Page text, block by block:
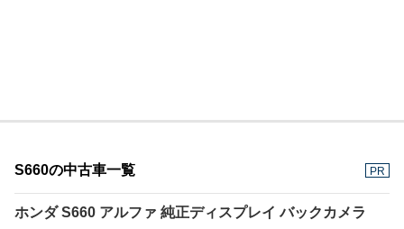
S660の中古車一覧 PR
ホンダ S660 アルファ 純正ディスプレイ バックカメラ